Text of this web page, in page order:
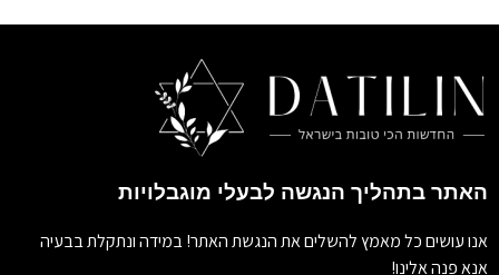
האתר בתהליך הנגשה לבעלי מוגבלויות
אנו עושים כל מאמץ להשלים את הנגשת האתר! במידה ונתקלת בבעיה
אנא פנה אלינו!